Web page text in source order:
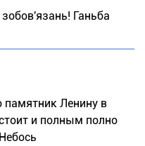
Ганьба
памятник Ленину в
и полным полно